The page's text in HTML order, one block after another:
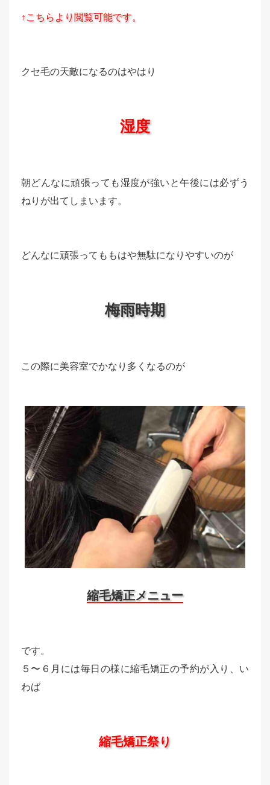
↑こちらより閲覧可能です。
クセ毛の天敵になるのはやはり
湿度
朝どんなに頑張っても湿度が強いと午後には必ずう
ねりが出てしまいます。
どんなに頑張ってももはや無駄になりやすいのが
梅雨時期
この際に美容室でかなり多くなるのが
縮毛矯正メニュー
です。
５〜６月には毎日の様に縮毛矯正の予約が入り、い
わば
縮毛矯正祭り